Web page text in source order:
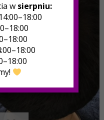
w sierpniu: